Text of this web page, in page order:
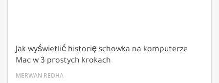
Jak wyświetlić historię schowka na komputerze
Mac w 3 prostych krokach
MERWAN REDHA